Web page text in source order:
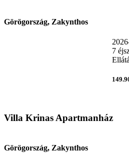
Görögország, Zakynthos
7
Villa Krinas Apartmanház
Görögország, Zakynthos